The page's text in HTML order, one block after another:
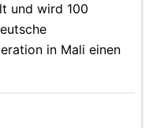
und wird 100
in Mali einen